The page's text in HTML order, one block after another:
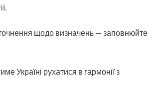
щодо визначень — заповнюйте
Україні рухатися в гармонії з